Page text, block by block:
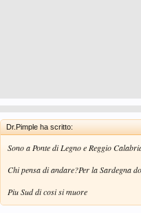
Dr.Pimple ha scritto:
Sono a Ponte di Legno e Reggio
Chi pensa di andare?Per la Sardegna
Piu Sud di cosi si muore